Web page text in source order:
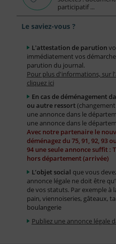
participatif ...
Le saviez-vous ?
L'attestation de parution
immédiatement vos
parution du journal.
Pour plus d'informations, sur
cliquez ici
En cas de déménagement
ou autre ressort(changement
une annonce dans le
une annonce dans le
Avec notre partenaire le
déménagez du 75, 91, 92, 93
94 une seule annonce suffit :
hors département (arrivée)
L’objet social que vous
annonce légale ne doit être
de vos statuts. Par exemple à
pain, viennoiseries, gâteaux,
boulangerie
Publiez une annonce légale